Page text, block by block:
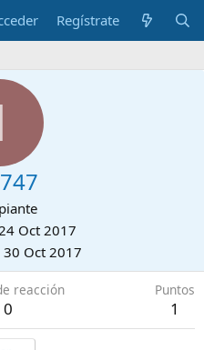
Regístrate
Oct 2017
30 Oct 2017
reacción
0
Puntos
1